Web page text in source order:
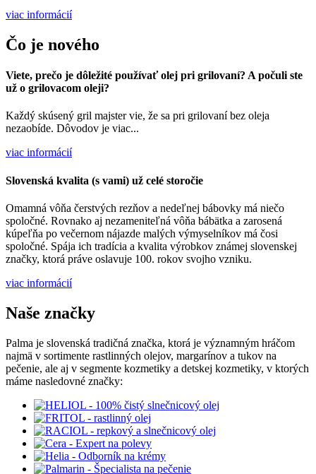
viac informácií
Čo je nového
Viete, prečo je dôležité používať olej pri grilovaní? A počuli ste
už o grilovacom oleji?
Každý skúsený gril majster vie, že sa pri grilovaní bez oleja
nezaobíde. Dôvodov je viac...
viac informácií
Slovenská kvalita (s vami) už celé storočie
Omamná vôňa čerstvých rezňov a nedeľnej bábovky má niečo
spoločné. Rovnako aj nezameniteľná vôňa bábätka a zarosená
kúpeľňa po večernom nájazde malých výmyselníkov má čosi
spoločné. Spája ich tradícia a kvalita výrobkov známej slovenskej
značky, ktorá práve oslavuje 100. rokov svojho vzniku.
viac informácií
Naše značky
Palma je slovenská tradičná značka, ktorá je významným hráčom
najmä v sortimente rastlinných olejov, margarínov a tukov na
pečenie, ale aj v segmente kozmetiky a detskej kozmetiky, v ktorých
máme nasledovné značky: